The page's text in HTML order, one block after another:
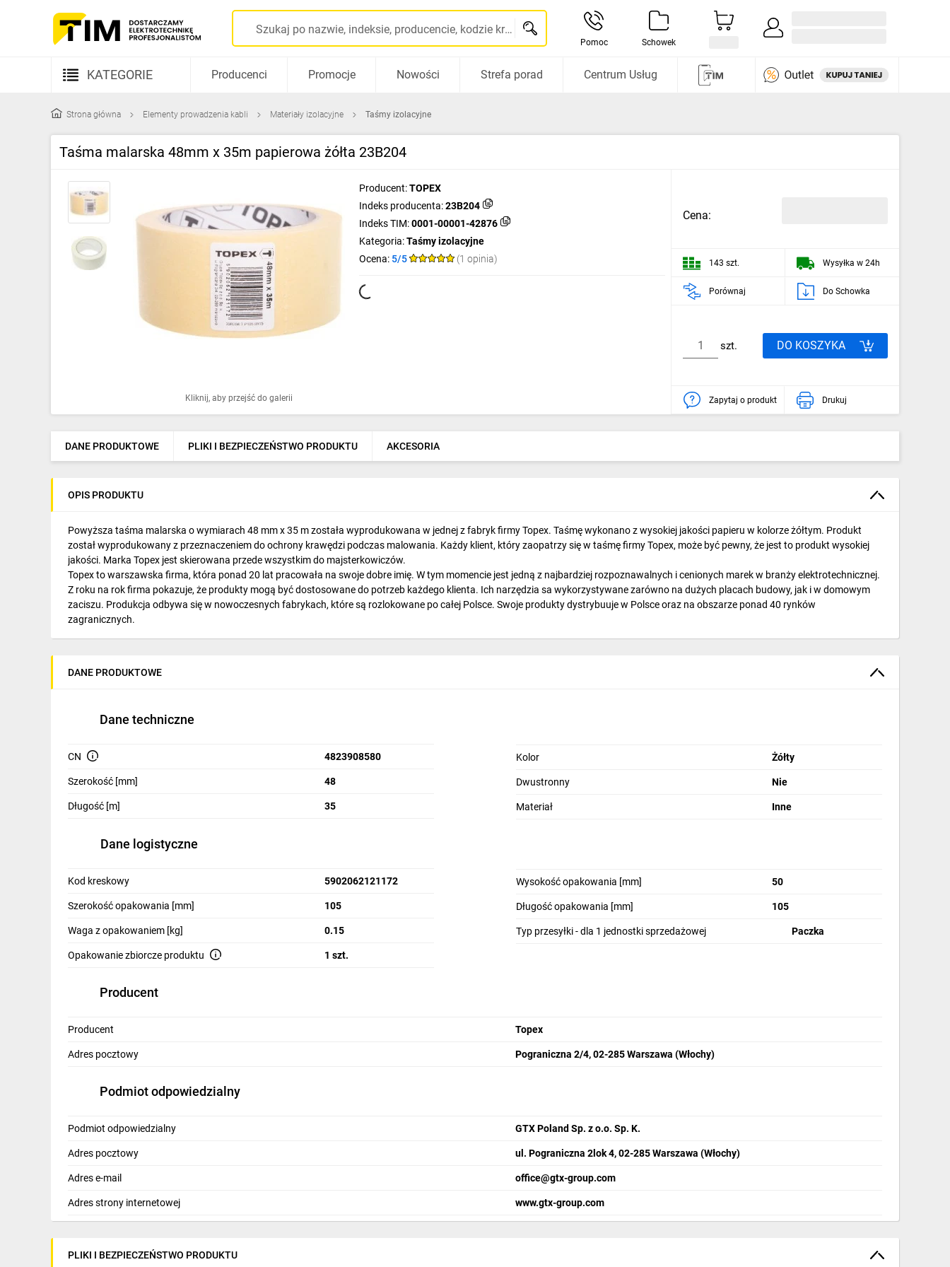
Szukaj po nazwie, indeksie, producencie, kodzie kreskowym...
Pomoc Schowek
KATEGORIE
Kable i przewody
Elementy prowadzenia kabli
Fotowoltaika
Gniazda i łączniki
Ogrzewanie
Elektronarzędzia i mierniki
Napędy elektryczne
Pneumatyka
Dom i ogród
Klimatyzacja
Odzież ochronna i BHP
Elektronika
Smart home
Elektromobilność
Telewizja naziemna i satelitarna
Producenci Promocje Nowości Strefa porad Centrum Usług
Strona główna Elementy prowadzenia kabli Materiały izolacyjne Taśmy izolacyjne
Taśma malarska 48mm x 35m papierowa żółta 23B204
Kliknij, aby przejść do galerii
Producent:TOPEX
Indeks producenta:23B204
Indeks TIM:0001-00001-42876
Kategoria:Taśmy izolacyjne
Ocena: 5/5 (1 opinia)
Cena:
143 szt. Wysyłka w 24h
Porównaj Do Schowka
szt. DO KOSZYKA
Zapytaj o produkt Drukuj
DANE PRODUKTOWE PLIKI I BEZPIECZEŃSTWO PRODUKTU AKCESORIA
OPIS PRODUKTU
Powyższa taśma malarska o wymiarach 48 mm x 35 m została wyprodukowana w jednej z fabryk firmy Topex. Taśmę wykonano z wysokiej jakości papieru w kolorze żółtym. Produkt
został wyprodukowany z przeznaczeniem do ochrony krawędzi podczas malowania. Każdy klient, który zaopatrzy się w taśmę firmy Topex, może być pewny, że jest to produkt wysokiej
jakości. Marka Topex jest skierowana przede wszystkim do majsterkowiczów.
Topex to warszawska firma, która ponad 20 lat pracowała na swoje dobre imię. W tym momencie jest jedną z najbardziej rozpoznawalnych i cenionych marek w branży elektrotechnicznej.
Z roku na rok firma pokazuje, że produkty mogą być dostosowane do potrzeb każdego klienta. Ich narzędzia sa wykorzystywane zarówno na dużych placach budowy, jak i w domowym
zaciszu. Produkcja odbywa się w nowoczesnych fabrykach, które są rozlokowane po całej Polsce. Swoje produkty dystrybuuje w Polsce oraz na obszarze ponad 40 rynków
zagranicznych.
DANE PRODUKTOWE
Dane techniczne
CN 4823908580
Szerokość [mm] 48
Długość [m] 35
Kolor Żółty
Dwustronny Nie
Materiał Inne
Dane logistyczne
Kod kreskowy 5902062121172
Szerokość opakowania [mm] 105
Waga z opakowaniem [kg] 0.15
Opakowanie zbiorcze produktu 1 szt.
Wysokość opakowania [mm] 50
Długość opakowania [mm] 105
Typ przesyłki - dla 1 jednostki sprzedażowej Paczka
Producent
Producent Topex
Adres pocztowy Pograniczna 2/4, 02-285 Warszawa (Włochy)
Podmiot odpowiedzialny
Podmiot odpowiedzialny GTX Poland Sp. z o.o. Sp. K.
Adres pocztowy ul. Pograniczna 2lok 4, 02-285 Warszawa (Włochy)
Adres e-mail office@gtx-group.com
Adres strony internetowej www.gtx-group.com
PLIKI I BEZPIECZEŃSTWO PRODUKTU